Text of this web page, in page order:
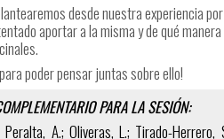
desde nuestra experiencia
aportar a la misma y de qué
poder pensar juntas sobre ello!
PARA LA SESIÓN:
Peralta, A.; Oliveras, L.; Tirado-